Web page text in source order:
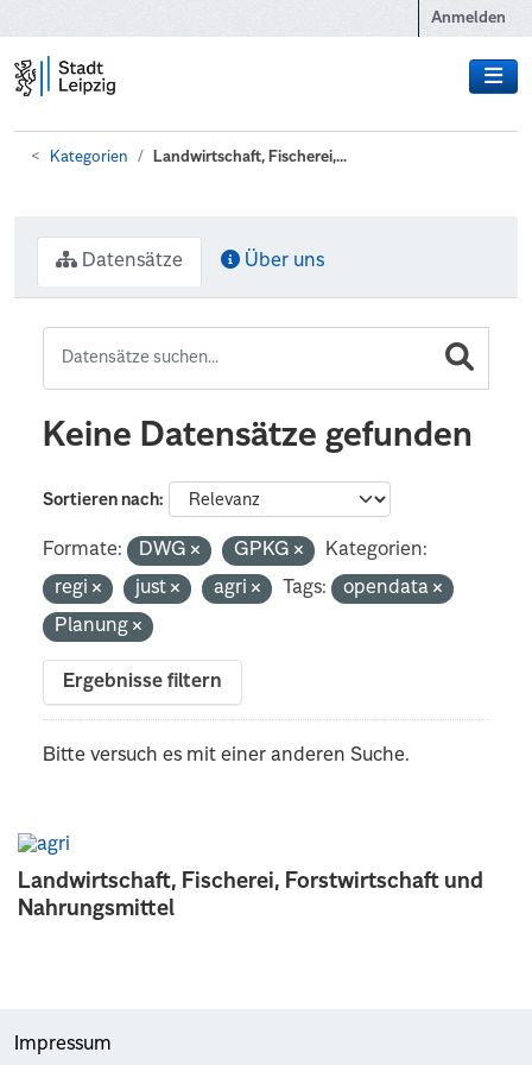
Anmelden
Kategorien Landwirtschaft, Fischerei,...
Landwirtschaft, Fischerei, Forstwirtschaft und
Nahrungsmittel
Datensätze Über uns
Keine Datensätze gefunden
Sortieren nach
Formate: DWG GPKG
Kategorien:
regi
just agri Tags:
opendata
Planung
Ergebnisse filtern
Bitte versuch es mit einer anderen Suche.
Impressum